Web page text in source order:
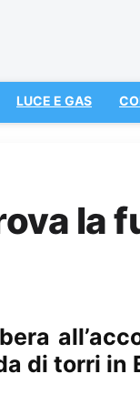
LUCE E GAS
la
di torri in